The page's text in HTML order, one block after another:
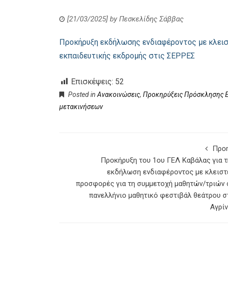
[21/03/2025] by Πεσκελίδης Σάββας
Προκήρυξη εκδήλωσης ενδιαφέροντος με
εκπαιδευτικής εκδρομής στις ΣΕΡΡΕΣ
Επισκέψεις: 52
Posted inΑνακοινώσεις, Προκηρύξεις Πρόσκλησης
μετακινήσεων
Προκήρυξη του 1ου ΓΕΛ Καβάλας για
εκδήλωση ενδιαφέροντος με
προσφορές για τη συμμετοχή μαθητών/τριών
πανελλήνιο μαθητικό φεστιβάλ θεάτρου